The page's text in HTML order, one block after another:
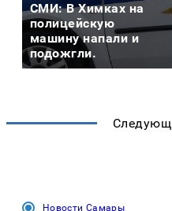
СМИ: В Химках на
полицейскую
машину напали и
подожгли.
Новости Самары